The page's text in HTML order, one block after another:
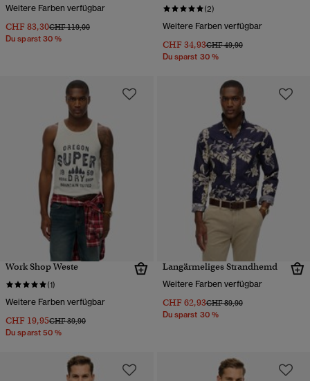
Weitere Farben verfügbar
CHF 83,30Preis wurde reduziert von
CHF 119,00bis
Du sparst 30 %
(2)
Weitere Farben verfügbar
CHF 34,93Preis wurde reduziert von
CHF 49,90bis
Du sparst 30 %
Work Shop Weste
(1)
Weitere Farben verfügbar
CHF 19,95Preis wurde reduziert von
CHF 39,90bis
Du sparst 50 %
Langärmeliges Strandhemd
Weitere Farben verfügbar
CHF 62,93Preis wurde reduziert von
CHF 89,90bis
Du sparst 30 %